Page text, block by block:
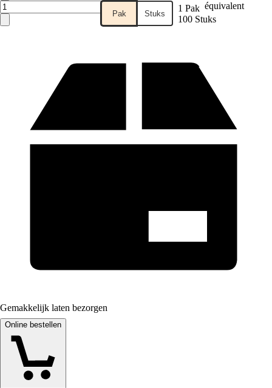
Pak Stuks 1 Pak équivalent
100 Stuks
Gemakkelijk laten bezorgen
Online bestellen